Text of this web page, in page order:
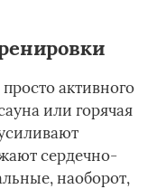
активного
или горячая
сердечно-
наоборот,